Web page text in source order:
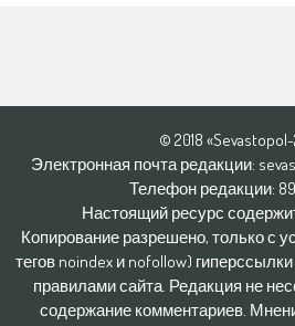
© 2018 «Sevastopol-
Электронная почта редакции:
Телефон редакции:
Настоящий ресурс
Копирование разрешено, только с
тегов noindex и nofollow)
правилами сайта. Редакция не
содержание комментариев.